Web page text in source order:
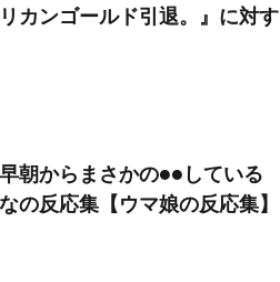
カンゴールド引退。』に対す
朝からまさかの●●している
の反応集【ウマ娘の反応集】